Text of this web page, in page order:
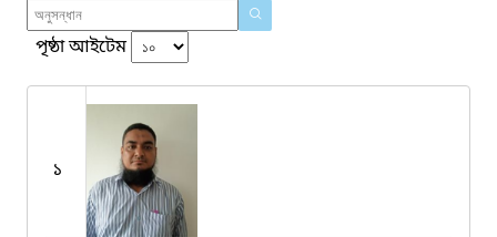
পৃষ্ঠা আইটেম
১